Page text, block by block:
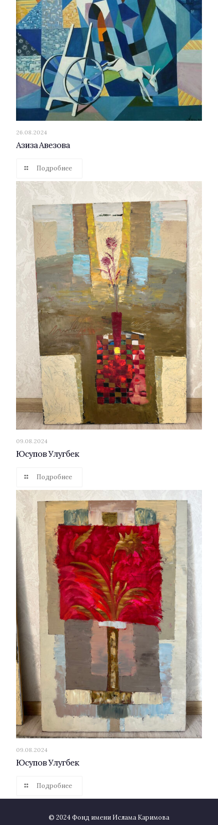
26.08.2024
Азиза Авезова
Подробнее
09.08.2024
Юсупов Улугбек
Подробнее
09.08.2024
Юсупов Улугбек
Подробнее
© 2024 Фонд имени Ислама Каримова